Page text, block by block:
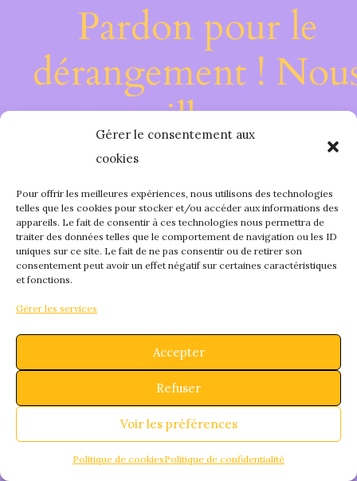
Gérer le consentement aux
cookies
Pour offrir les meilleures expériences, nous utilisons des technologies
telles que les cookies pour stocker et/ou accéder aux informations des
appareils. Le fait de consentir à ces technologies nous permettra de
traiter des données telles que le comportement de navigation ou les ID
uniques sur ce site. Le fait de ne pas consentir ou de retirer son
consentement peut avoir un effet négatif sur certaines caractéristiques
et fonctions.
Gérer les services
Accepter
Refuser
Voir les préférences
Politique de cookiesPolitique de confidentialité
Pardon pour le
dérangement !
travaillons sur
quelque chose de
fantastique –
bientôt !